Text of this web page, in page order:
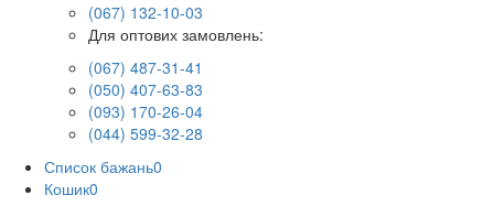
(067) 132-10-03
Для оптових замовлень:
(067) 487-31-41
(050) 407-63-83
(093) 170-26-04
(044) 599-32-28
Список бажань0
Кошик0